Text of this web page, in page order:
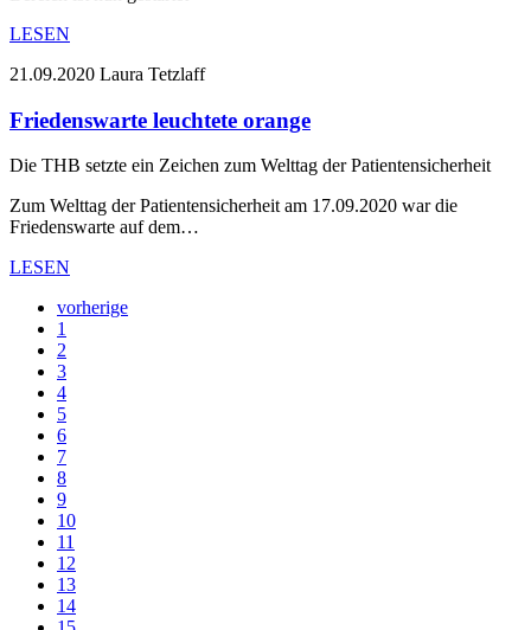
LESEN
21.09.2020 Laura Tetzlaff
Friedenswarte leuchtete orange
Die THB setzte ein Zeichen zum Welttag der Patientensicherheit
Zum Welttag der Patientensicherheit am 17.09.2020 war die
Friedenswarte auf dem…
LESEN
vorherige
1
2
3
4
5
6
7
8
9
10
11
12
13
14